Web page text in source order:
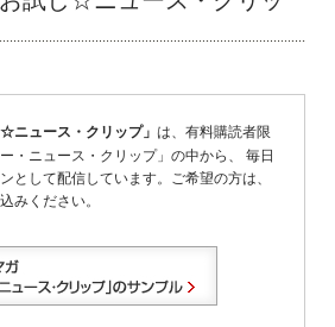
ニュース・クリップ」 は、有料購読者限
・ニュース・クリップ」の中から、 毎日
として配信しています。ご希望の方は、
みください。